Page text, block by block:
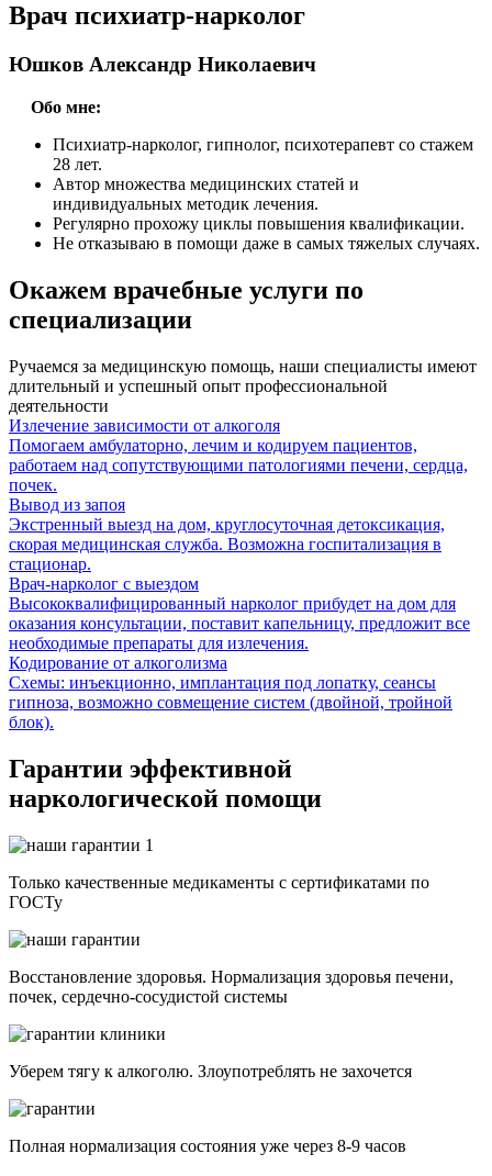
Врач психиатр-нарколог
Юшков Александр Николаевич
Обо мне:
Психиатр-нарколог, гипнолог, психотерапевт со стажем
28 лет.
Автор множества медицинских статей и
индивидуальных методик лечения.
Регулярно прохожу циклы повышения квалификации.
Не отказываю в помощи даже в самых тяжелых случаях.
Окажем врачебные услуги по
специализации
Ручаемся за медицинскую помощь, наши специалисты имеют
длительный и успешный опыт профессиональной
деятельности
Излечение зависимости от алкоголя
Помогаем амбулаторно, лечим и кодируем пациентов,
работаем над сопутствующими патологиями печени, сердца,
почек.
Вывод из запоя
Экстренный выезд на дом, круглосуточная детоксикация,
скорая медицинская служба. Возможна госпитализация в
стационар.
Врач-нарколог с выездом
Высококвалифицированный нарколог прибудет на дом для
оказания консультации, поставит капельницу, предложит все
необходимые препараты для излечения.
Кодирование от алкоголизма
Схемы: инъекционно, имплантация под лопатку, сеансы
гипноза, возможно совмещение систем (двойной, тройной
блок).
Гарантии эффективной
наркологической помощи
Только качественные медикаменты с сертификатами по
ГОСТу
Восстановление здоровья. Нормализация здоровья печени,
почек, сердечно-сосудистой системы
Уберем тягу к алкоголю. Злоупотреблять не захочется
Полная нормализация состояния уже через 8-9 часов